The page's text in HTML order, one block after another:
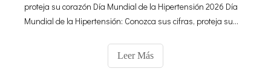
proteja su corazón Día Mundial de la Hipertensión 2026 Día
Mundial de la Hipertensión: Conozca sus cifras, proteja su
contra el asesino silencioso: la hipertensión
Leer Más